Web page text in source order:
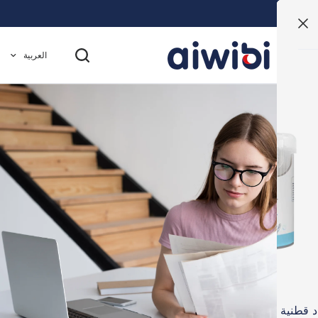
العربية
+ على شكل
$0.00
مناديل سوبر جارد المضادة للبكتيريا